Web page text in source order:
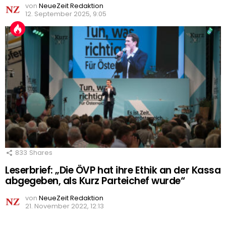
von NeueZeit Redaktion
12. September 2025, 9:05
833 Shares
Leserbrief: „Die ÖVP hat ihre Ethik an der Kassa
abgegeben, als Kurz Parteichef wurde“
von NeueZeit Redaktion
21. November 2022, 12:13